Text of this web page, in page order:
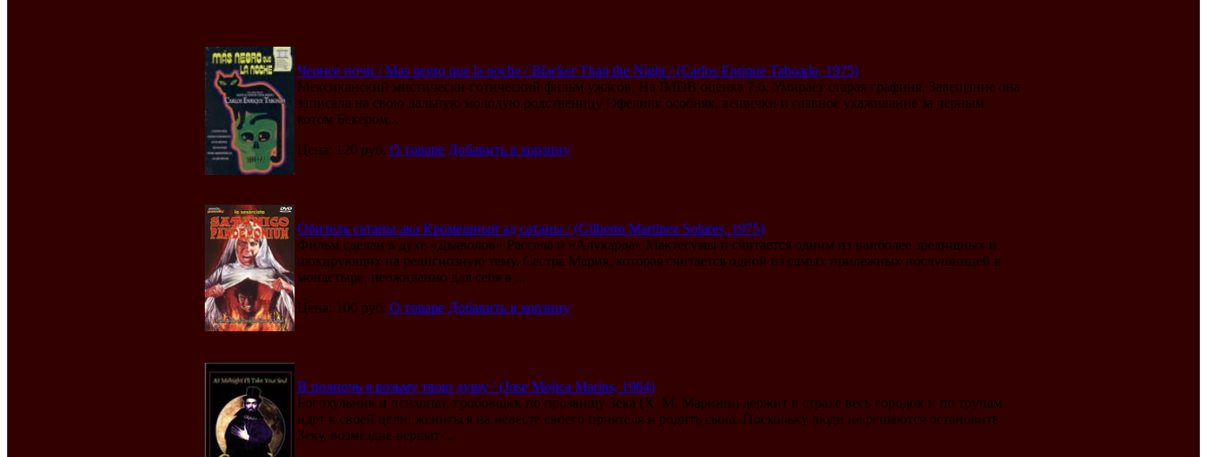
Чернее ночи / Mas negro que la noche / Blacker Than the Night / (Carlos Enrique Taboada, 1975)
Мексиканский мистически-готический фильм ужасов. На IMDB оценка 7.6. Умирает старая графиня. Завещание она
записала на свою дальную молодую родственицу Офелию: особняк, вещички и главное ухаживание за черным
котом Бекером...
Цена: 120 руб. О товаре Добавить в корзину
Обитель сатаны ака Кромешный ад сатаны / (Gilberto Martinez Solares, 1975)
Фильм сделан в духе «Дьяволов» Рассела и «Алукарда» Мактесумы и считается одним из наиболее зрелищных и
шокирующих на религиозную тему. Сестра Мария, которая считается одной из самых прилежных послушницей в
монастыре, неожиданно для себя в ...
Цена: 100 руб. О товаре Добавить в корзину
В полночь я возьму твою душу / (Jose Mojica Marins, 1964)
Богохульник и психопат, гробовщик по прозвищу Зека (Х. М. Маринш) держит в страхе весь городок и по трупам
идет к своей цели: жениться на невесте своего приятеля и родить сына. Поскольку люди не решаются остановить
Зеку, возмездие вершат ...